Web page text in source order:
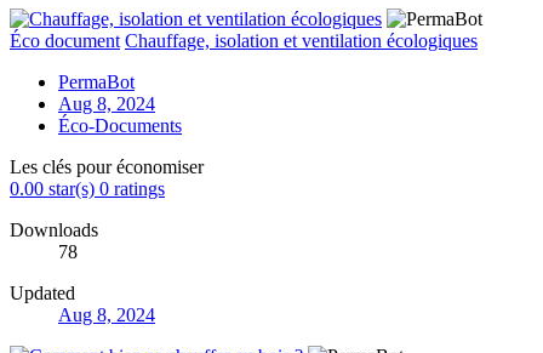
Éco document Chauffage, isolation et ventilation écologiques
PermaBot
Aug 8, 2024
Éco-Documents
Les clés pour économiser
0.00 star(s) 0 ratings
Downloads
78
Updated
Aug 8, 2024